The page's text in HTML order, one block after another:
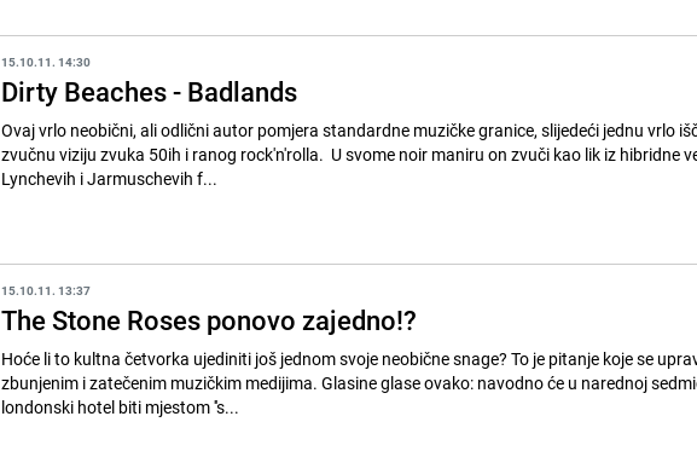
15.10.11. 14:30
Dirty Beaches - Badlands
Ovaj vrlo neobični, ali odlični autor pomjera standardne muzičke granice, slijedeći jednu vrlo
zvučnu viziju zvuka 50ih i ranog rock'n'rolla. U svome noir maniru on zvuči kao lik iz hibridne
Lynchevih i Jarmuschevih f...
15.10.11. 13:37
The Stone Roses ponovo zajedno!?
Hoće li to kultna četvorka ujediniti još jednom svoje neobične snage? To je pitanje koje se
zbunjenim i zatečenim muzičkim medijima. Glasine glase ovako: navodno će u narednoj sedmici jedan
londonski hotel biti mjestom ''s...